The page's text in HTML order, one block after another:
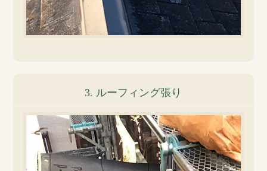
3. ルーフィング張り